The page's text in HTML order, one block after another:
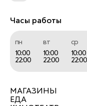
Часы работы
пн
10:00
22:00
вт
10:00
22:00
ср
10:00
22:00
МАГАЗИНЫ
ЕДА